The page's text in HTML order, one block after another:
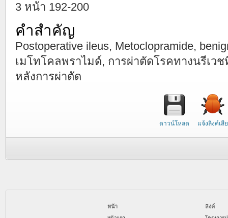
3 หน้า 192-200
คำสำคัญ
Postoperative ileus, Metoclopramide,
เมโทโคลพราไมด์, การผ่าตัดโรคทางนรีเว
หลังการผ่าตัด
ดาวน์โหลด แจ้งลิงค์เสีย
หน้า ลิงค์